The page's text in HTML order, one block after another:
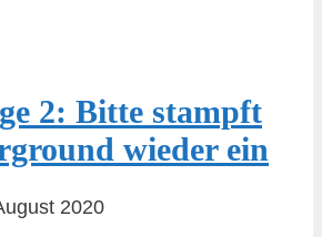
2: Bitte stampft
wieder ein
2020